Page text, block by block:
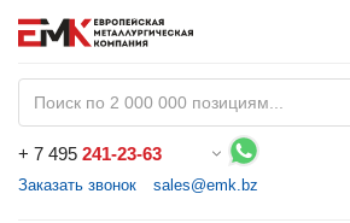
+ 7 495 241-23-63
Заказать звонок sales@emk.bz